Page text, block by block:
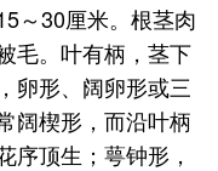
～30厘米。根茎肉
毛。叶有柄，茎下
卵形、阔卵形或三
阔楔形，而沿叶柄
序顶生；萼钟形，